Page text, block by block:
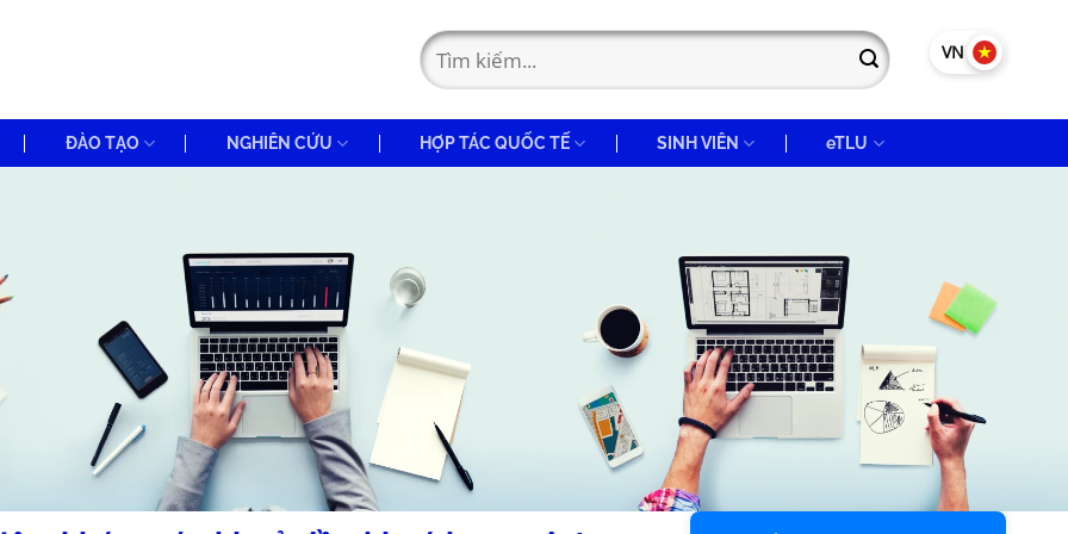
VN EN
ĐÀO TẠO NGHIÊN CỨU HỢP TÁC QUỐC TẾ SINH VIÊN eTLU